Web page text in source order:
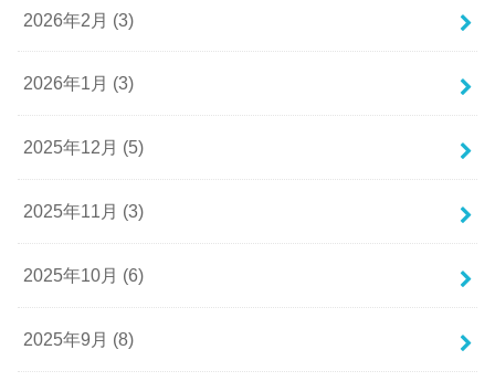
2026年2月 (3)
2026年1月 (3)
2025年12月 (5)
2025年11月 (3)
2025年10月 (6)
2025年9月 (8)